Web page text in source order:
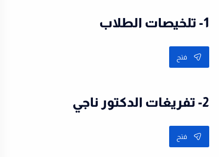
1- تلخيصات الطلاب
فتح
2- تفريغات الدكتور ناجي
فتح